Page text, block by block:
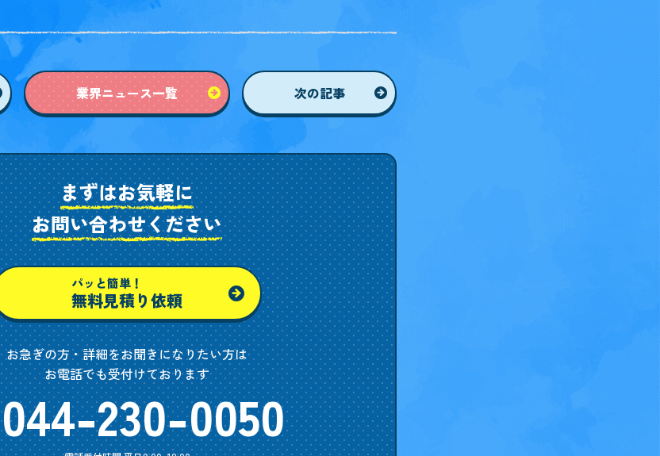
業界ニュース一覧 次の記事
まずはお気軽に
お問い合わせください
パッと簡単！
無料見積り依頼
お急ぎの方・詳細をお聞きになりたい方は
お電話でも受付けております
044-230-0050